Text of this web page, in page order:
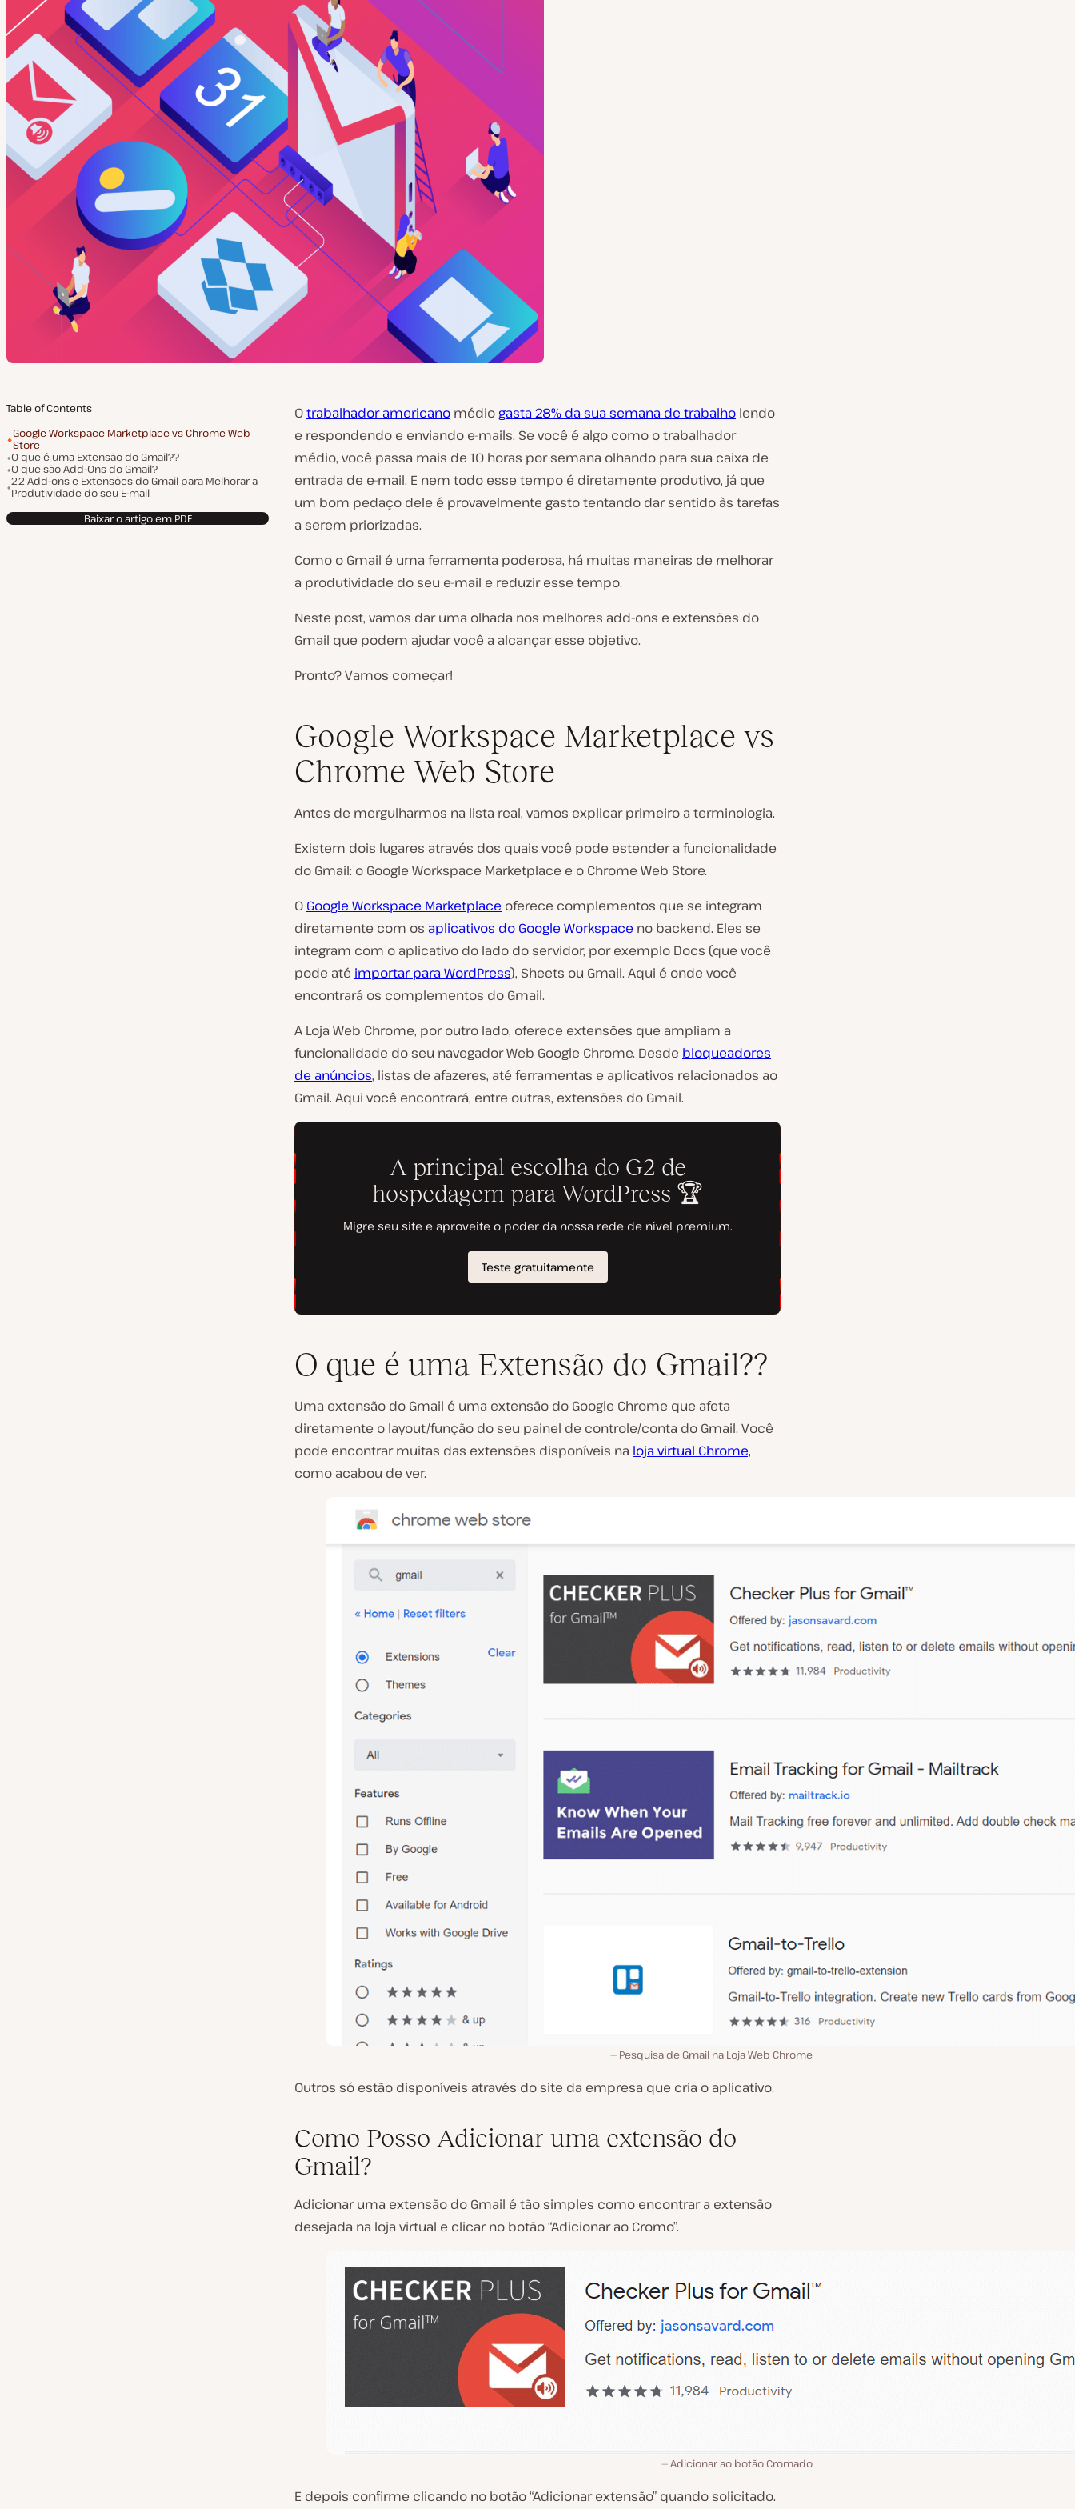
Table of Contents
Google Workspace Marketplace vs Chrome Web
Store
O que é uma Extensão do Gmail??
O que são Add-Ons do Gmail?
22 Add-ons e Extensões do Gmail para Melhorar a
Produtividade do seu E-mail
Baixar o artigo em PDF
Otrabalhador americano médiogasta 28% da sua semana de trabalho lendo
e respondendo e enviando e-mails. Se você é algo como o trabalhador
médio, você passa mais de 10 horas por semana olhando para sua caixa de
entrada de e-mail. E nem todo esse tempo é diretamente produtivo, já que
um bom pedaço dele é provavelmente gasto tentando dar sentido às tarefas
a serem priorizadas.
Como o Gmail é uma ferramenta poderosa, há muitas maneiras de melhorar
a produtividade do seu e-mail e reduzir esse tempo.
Neste post, vamos dar uma olhada nos melhores add-ons e extensões do
Gmail que podem ajudar você a alcançar esse objetivo.
Pronto? Vamos começar!
Google Workspace Marketplace vs
Chrome Web Store
Antes de mergulharmos na lista real, vamos explicar primeiro a terminologia.
Existem dois lugares através dos quais você pode estender a funcionalidade
do Gmail: o Google Workspace Marketplace e o Chrome Web Store.
O Google Workspace Marketplace oferece complementos que se integram
diretamente com os aplicativos do Google Workspace no backend. Eles se
integram com o aplicativo do lado do servidor, por exemplo Docs (que você
pode até importar para WordPress), Sheets ou Gmail. Aqui é onde você
encontrará os complementos do Gmail.
A Loja Web Chrome, por outro lado, oferece extensões que ampliam a
funcionalidade do seu navegador Web Google Chrome. Desde bloqueadores
de anúncios, listas de afazeres, até ferramentas e aplicativos relacionados ao
Gmail. Aqui você encontrará, entre outras, extensões do Gmail.
O que é uma Extensão do Gmail??
Uma extensão do Gmail é uma extensão do Google Chrome que afeta
diretamente o layout/função do seu painel de controle/conta do Gmail. Você
pode encontrar muitas das extensões disponíveis na loja virtual Chrome,
como acabou de ver.
Pesquisa de Gmail na Loja Web Chrome
Outros só estão disponíveis através do site da empresa que cria o aplicativo.
Como Posso Adicionar uma extensão do
Gmail?
Adicionar uma extensão do Gmail é tão simples como encontrar a extensão
desejada na loja virtual e clicar no botão “Adicionar ao Cromo”.
Adicionar ao botão Cromado
E depois confirme clicando no botão “Adicionar extensão” quando solicitado.